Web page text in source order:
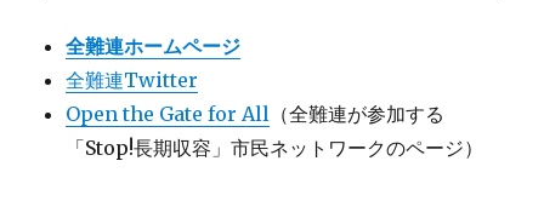
全難連ホームページ
全難連Twitter
Open the Gate for All （全難連が参加する
「Stop!長期収容」市民ネットワークのページ）